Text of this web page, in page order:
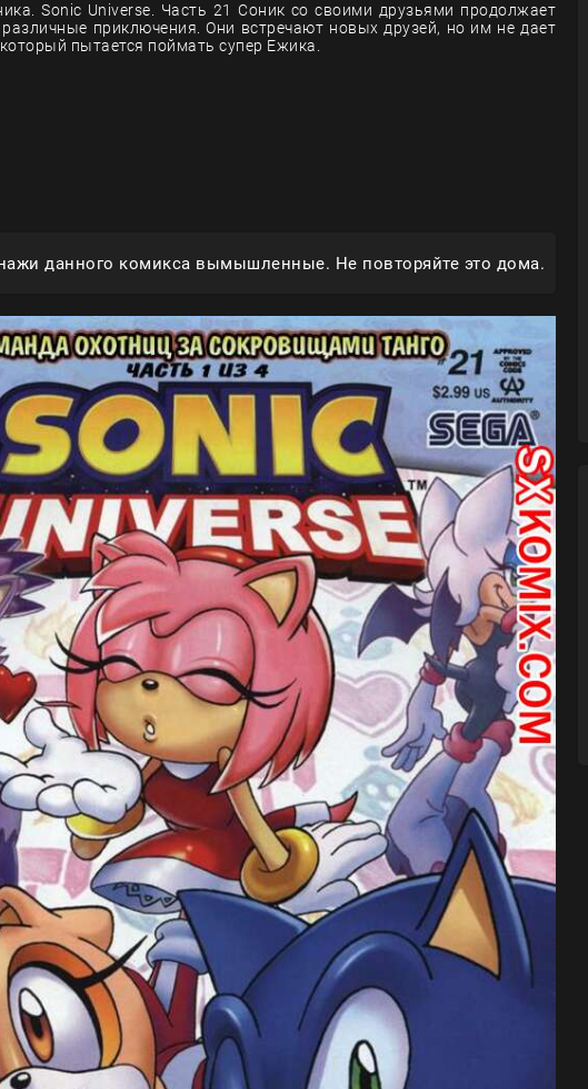
Sonic Universe. Часть 21 Соник со своими друзьями продолжает
приключения. Они встречают новых друзей, но им не дает
пытается поймать супер Ежика.
данного комикса вымышленные. Не повторяйте это дома.